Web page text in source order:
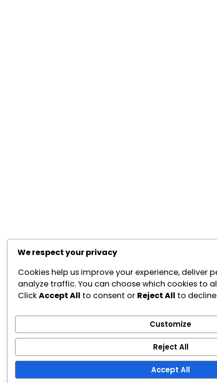
We respect your privacy
Cookies help us improve your experience, deliver
analyze traffic. You can choose which cookies to
ClickAccept All to consent or Reject All to
Customize
Reject All
Accept All